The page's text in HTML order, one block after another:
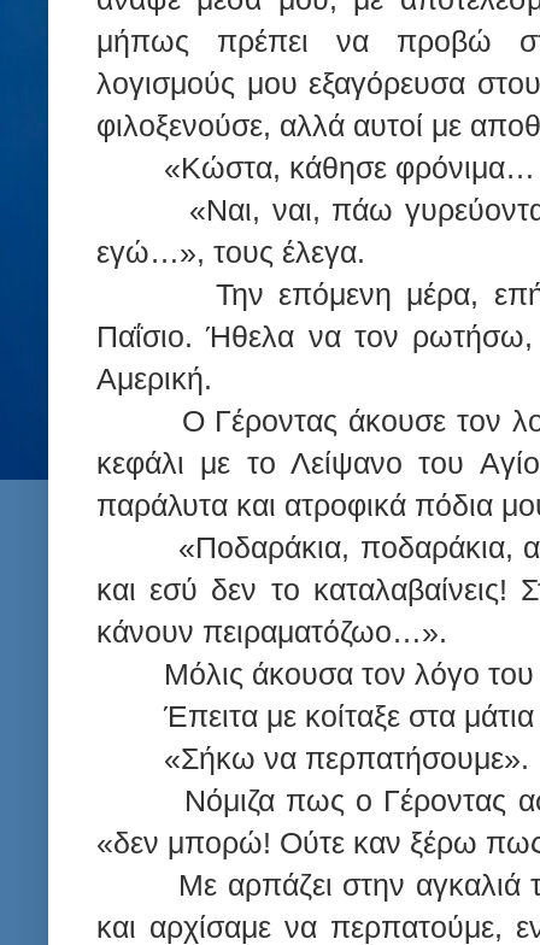
μήπως πρέπει να προβώ
λογισμούς μου εξαγόρευσα
φιλοξενούσε, αλλά αυτοί με
«Κώστα, κάθησε
«Ναι, ναι, πάω
εγώ…», τους έλεγα.
Την επόμενη μέρα,
Παΐσιο. Ήθελα να τον
Αμερική.
Ο Γέροντας άκουσε τον
κεφάλι με το Λείψανο του
παράλυτα και ατροφικά πόδια
«Ποδαράκια, ποδαράκια,
και εσύ δεν το
κάνουν πειραματόζωο…».
Μόλις άκουσα τον λόγο
Έπειτα με κοίταξε στα
«Σήκω να περπατήσουμε».
Νόμιζα πως ο Γέροντας
«δεν μπορώ! Ούτε καν ξέρω
Με αρπάζει στην αγκαλιά
και αρχίσαμε να περπατούμε,